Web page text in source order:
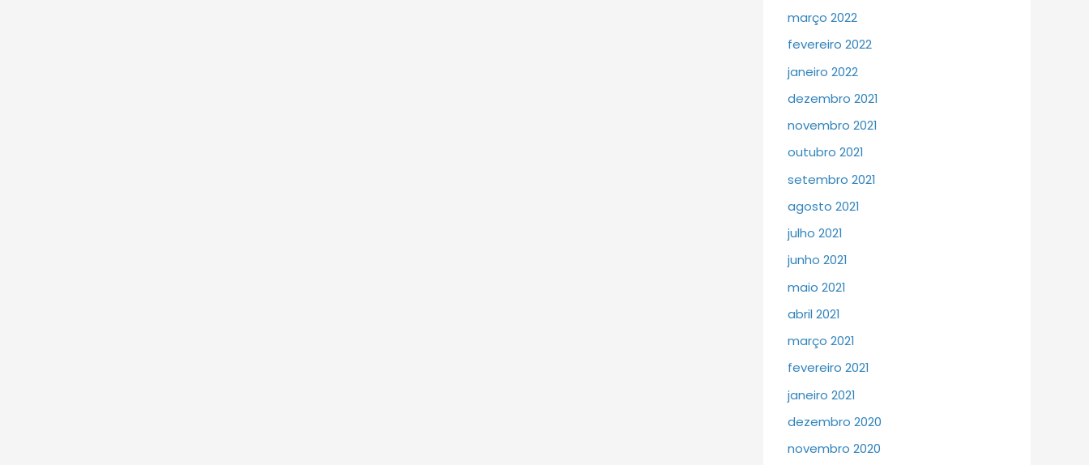
março 2022
fevereiro 2022
janeiro 2022
dezembro 2021
novembro 2021
outubro 2021
setembro 2021
agosto 2021
julho 2021
junho 2021
maio 2021
abril 2021
março 2021
fevereiro 2021
janeiro 2021
dezembro 2020
novembro 2020